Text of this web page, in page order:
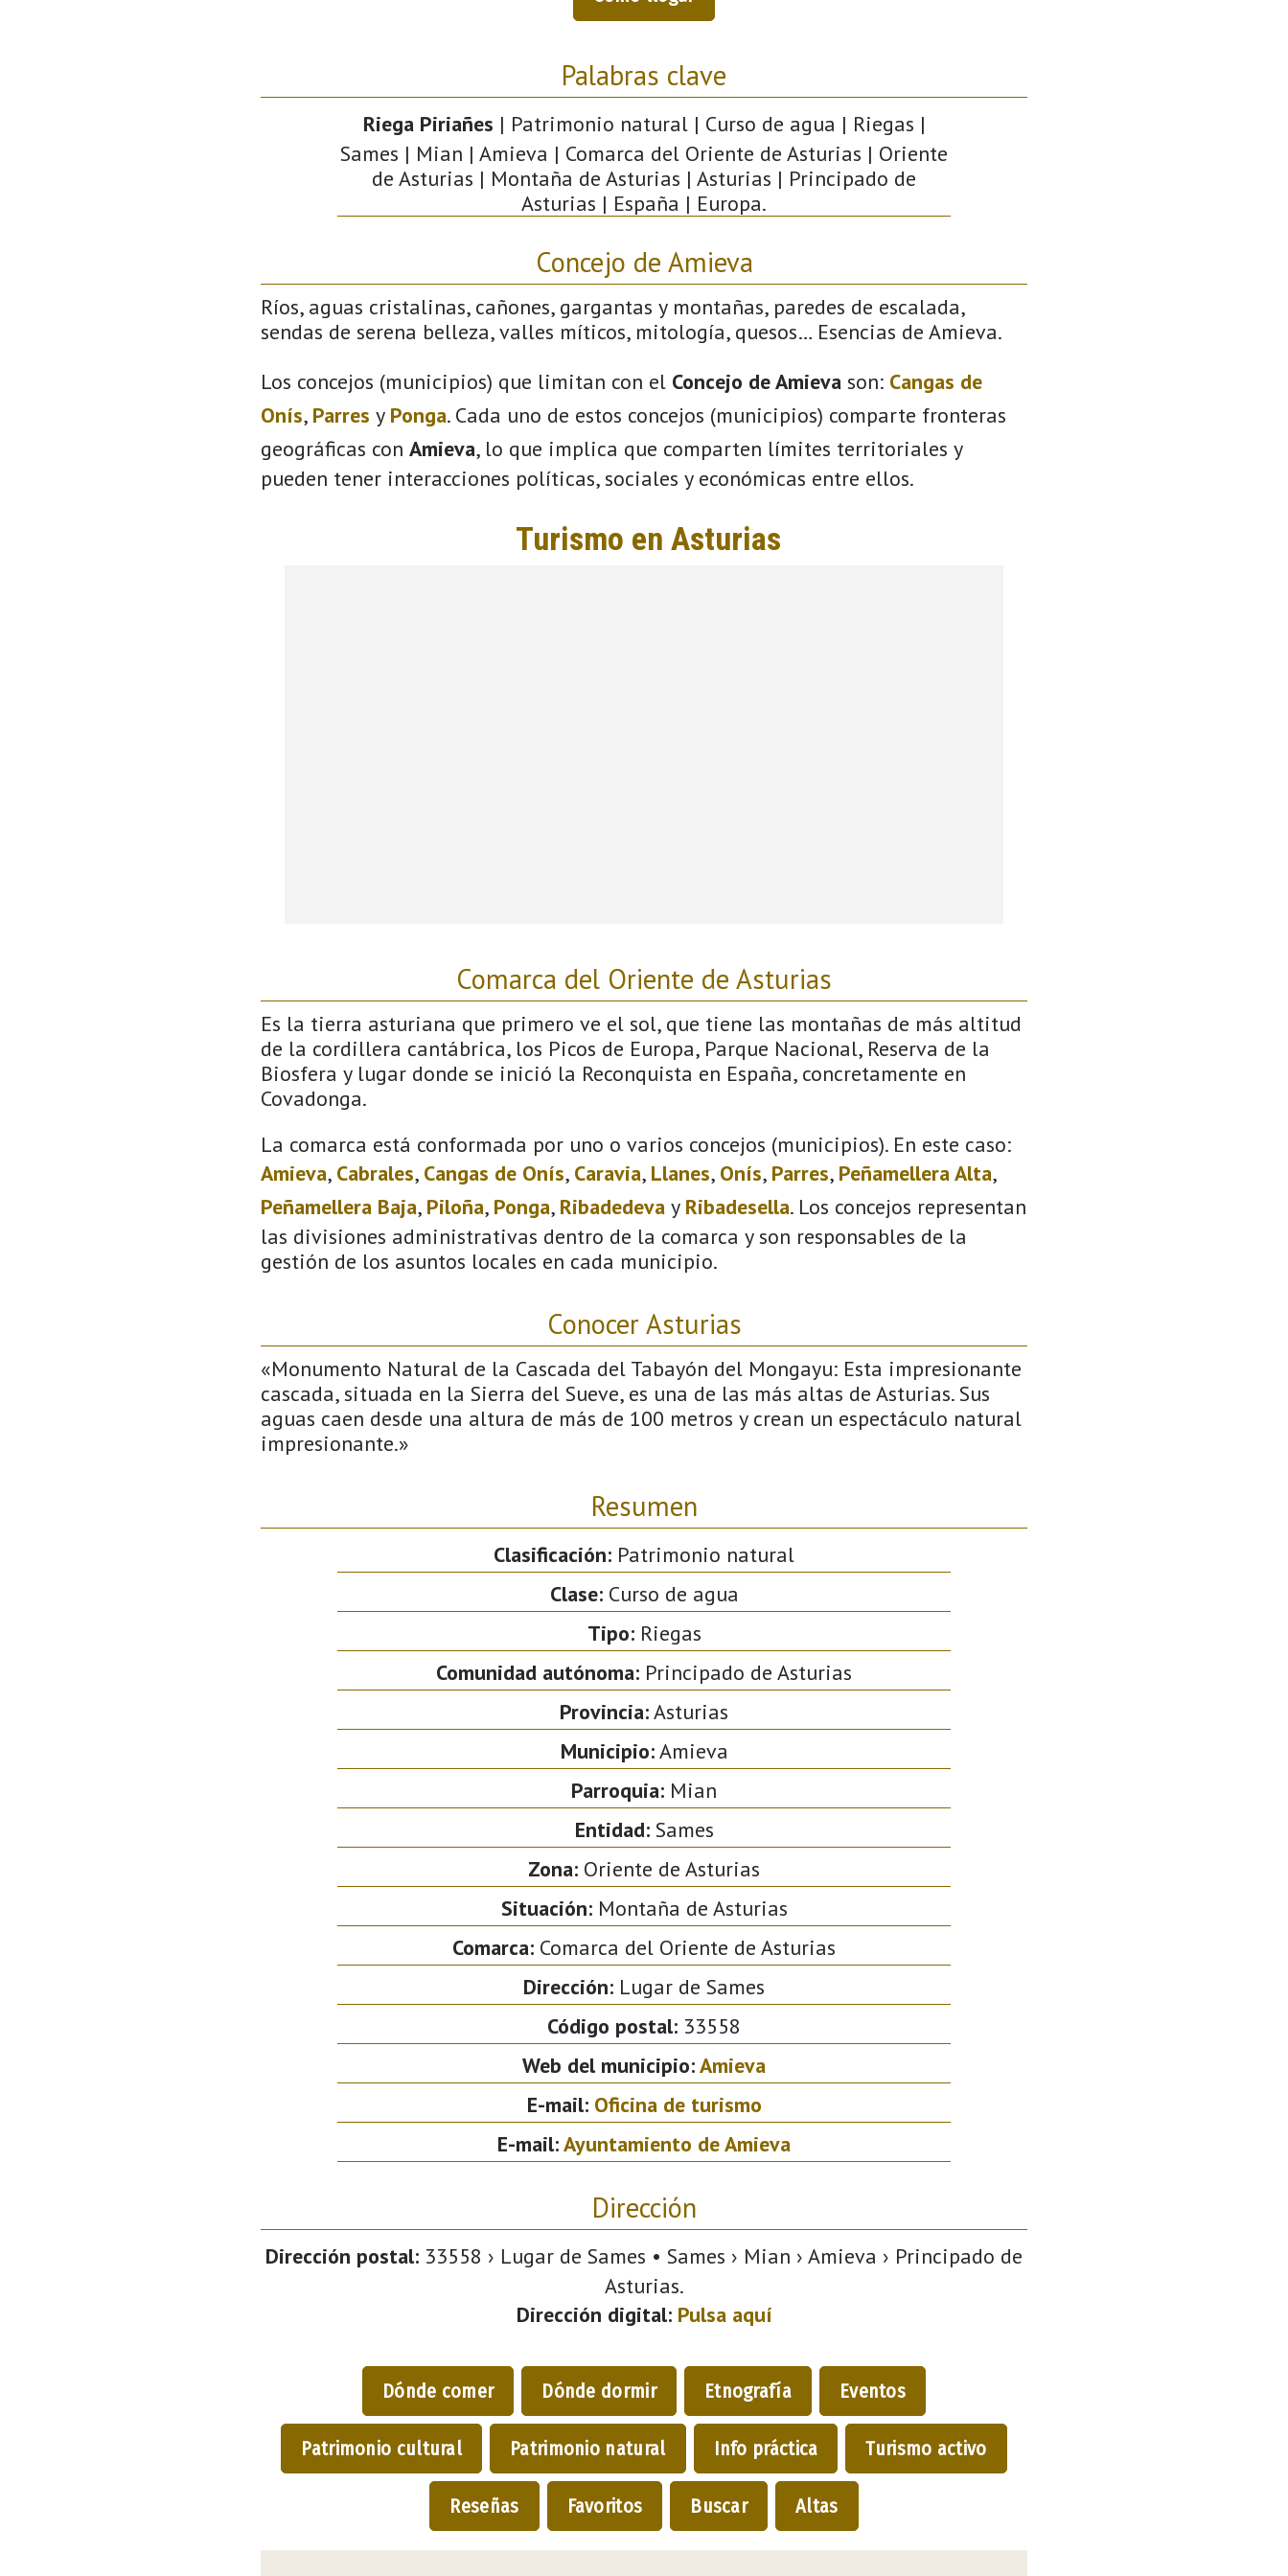
Palabras clave
Riega Piriañes | Patrimonio natural | Curso de agua | Riegas |
Sames | Mian | Amieva | Comarca del Oriente de Asturias | Oriente
de Asturias | Montaña de Asturias | Asturias | Principado de
Asturias | España | Europa.
Concejo de Amieva
Ríos, aguas cristalinas, cañones, gargantas y montañas, paredes de escalada,
sendas de serena belleza, valles míticos, mitología, quesos… Esencias de Amieva.
Los concejos (municipios) que limitan con el Concejo de Amieva son: Cangas de
Onís, Parres y Ponga. Cada uno de estos concejos (municipios) comparte fronteras
geográficas con Amieva, lo que implica que comparten límites territoriales y
pueden tener interacciones políticas, sociales y económicas entre ellos.
Comarca del Oriente de Asturias
Es la tierra asturiana que primero ve el sol, que tiene las montañas de más altitud
de la cordillera cantábrica, los Picos de Europa, Parque Nacional, Reserva de la
Biosfera y lugar donde se inició la Reconquista en España, concretamente en
Covadonga.
La comarca está conformada por uno o varios concejos (municipios). En este caso:
Amieva, Cabrales, Cangas de Onís, Caravia, Llanes, Onís, Parres, Peñamellera Alta,
Peñamellera Baja, Piloña, Ponga, Ribadedeva y Ribadesella. Los concejos representan
las divisiones administrativas dentro de la comarca y son responsables de la
gestión de los asuntos locales en cada municipio.
Conocer Asturias
«Monumento Natural de la Cascada del Tabayón del Mongayu: Esta impresionante
cascada, situada en la Sierra del Sueve, es una de las más altas de Asturias. Sus
aguas caen desde una altura de más de 100 metros y crean un espectáculo natural
impresionante.»
Resumen
Clasificación: Patrimonio natural
Clase:Curso de agua
Tipo:Riegas
Comunidad autónoma: Principado de Asturias
Provincia:Asturias
Municipio:Amieva
Parroquia: Mian
Entidad:Sames
Zona: Oriente de Asturias
Situación:Montaña de Asturias
Comarca: Comarca del Oriente de Asturias
Dirección: Lugar de Sames
Código postal: 33558
Web del municipio:Amieva
E-mail: Oficina de turismo
E-mail:Ayuntamiento de Amieva
Dirección
Dirección postal: 33558 › Lugar de Sames • Sames › Mian › Amieva › Principado de
Asturias.
Dirección digital: Pulsa aquí
Dónde comer Dónde dormir Etnografía Eventos
Patrimonio cultural Patrimonio natural Info práctica Turismo activo
Reseñas Favoritos Buscar Altas